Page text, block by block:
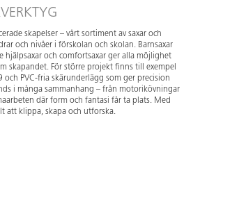
skapelser – vårt sortiment av saxar och
och nivåer i förskolan och skolan. Barnsaxar
hjälpsaxar och comfortsaxar ger alla möjlighet
skapandet. För större projekt finns till exempel
och PVC-fria skärunderlägg som ger precision
i många sammanhang – från motorikövningar
där form och fantasi får ta plats. Med
att klippa, skapa och utforska.